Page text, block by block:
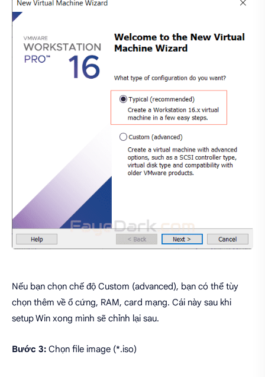
Nếu bạn chọn chế độ Custom (advanced), bạn có thể tùy
chọn thêm về ổ cứng, RAM, card mạng. Cái này sau khi
setup Win xong mình sẽ chỉnh lại sau.
Bước 3: Chọn file image (*.iso)